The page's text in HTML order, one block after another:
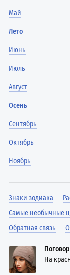
Май
Лето
Июнь
Июль
Август
Осень
Сентябрь
Октябрь
Ноябрь
Знаки зодиака
Самые необычные
Обратная связь
О
На